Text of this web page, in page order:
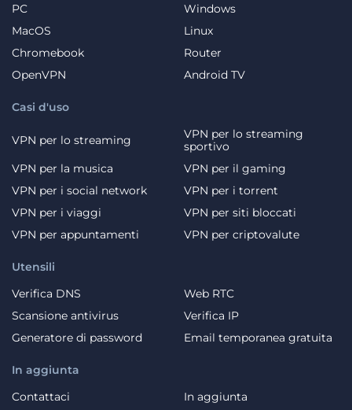
PC
Windows
MacOS
Linux
Chromebook
Router
OpenVPN
Android TV
Casi d'uso
VPN per lo streaming
VPN per lo streaming
sportivo
VPN per la musica
VPN per il gaming
VPN per i social network
VPN per i torrent
VPN per i viaggi
VPN per siti bloccati
VPN per appuntamenti
VPN per criptovalute
In aggiunta
Contattaci
In aggiunta
Utensili
Verifica DNS
Web RTC
Scansione antivirus
Verifica IP
Generatore di password
Email temporanea gratuita